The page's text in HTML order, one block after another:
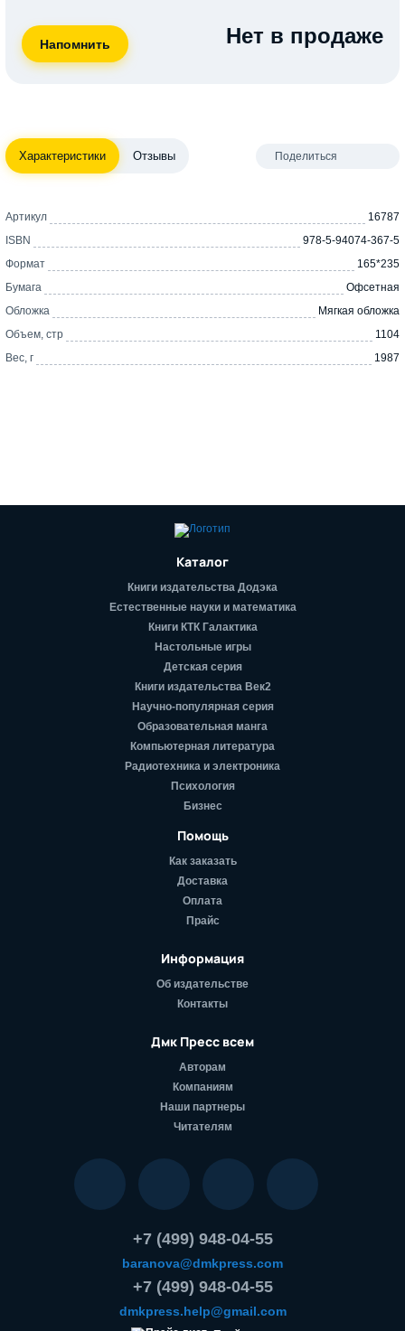
Нет в продаже
Характеристики Отзывы Поделиться
Артикул
16787
ISBN
978-5-94074-367-5
Формат
165*235
Бумага
Офсетная
Обложка
Мягкая обложка
Объем, стр
1104
Вес, г
1987
Каталог
Книги издательства Додэка
Естественные науки и математика
Книги КТК Галактика
Настольные игры
Детская серия
Книги издательства Век2
Научно-популярная серия
Образовательная манга
Компьютерная литература
Радиотехника и электроника
Психология
Бизнес
Помощь
Как заказать
Доставка
Оплата
Прайс
Информация
Об издательстве
Контакты
Дмк Пресс всем
Авторам
Компаниям
Наши партнеры
Читателям
+7 (499) 948-04-55
baranova@dmkpress.com
+7 (499) 948-04-55
dmkpress.help@gmail.com